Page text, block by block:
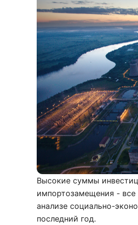
Высокие суммы
импортозамещения -
анализе социально-
последний год.